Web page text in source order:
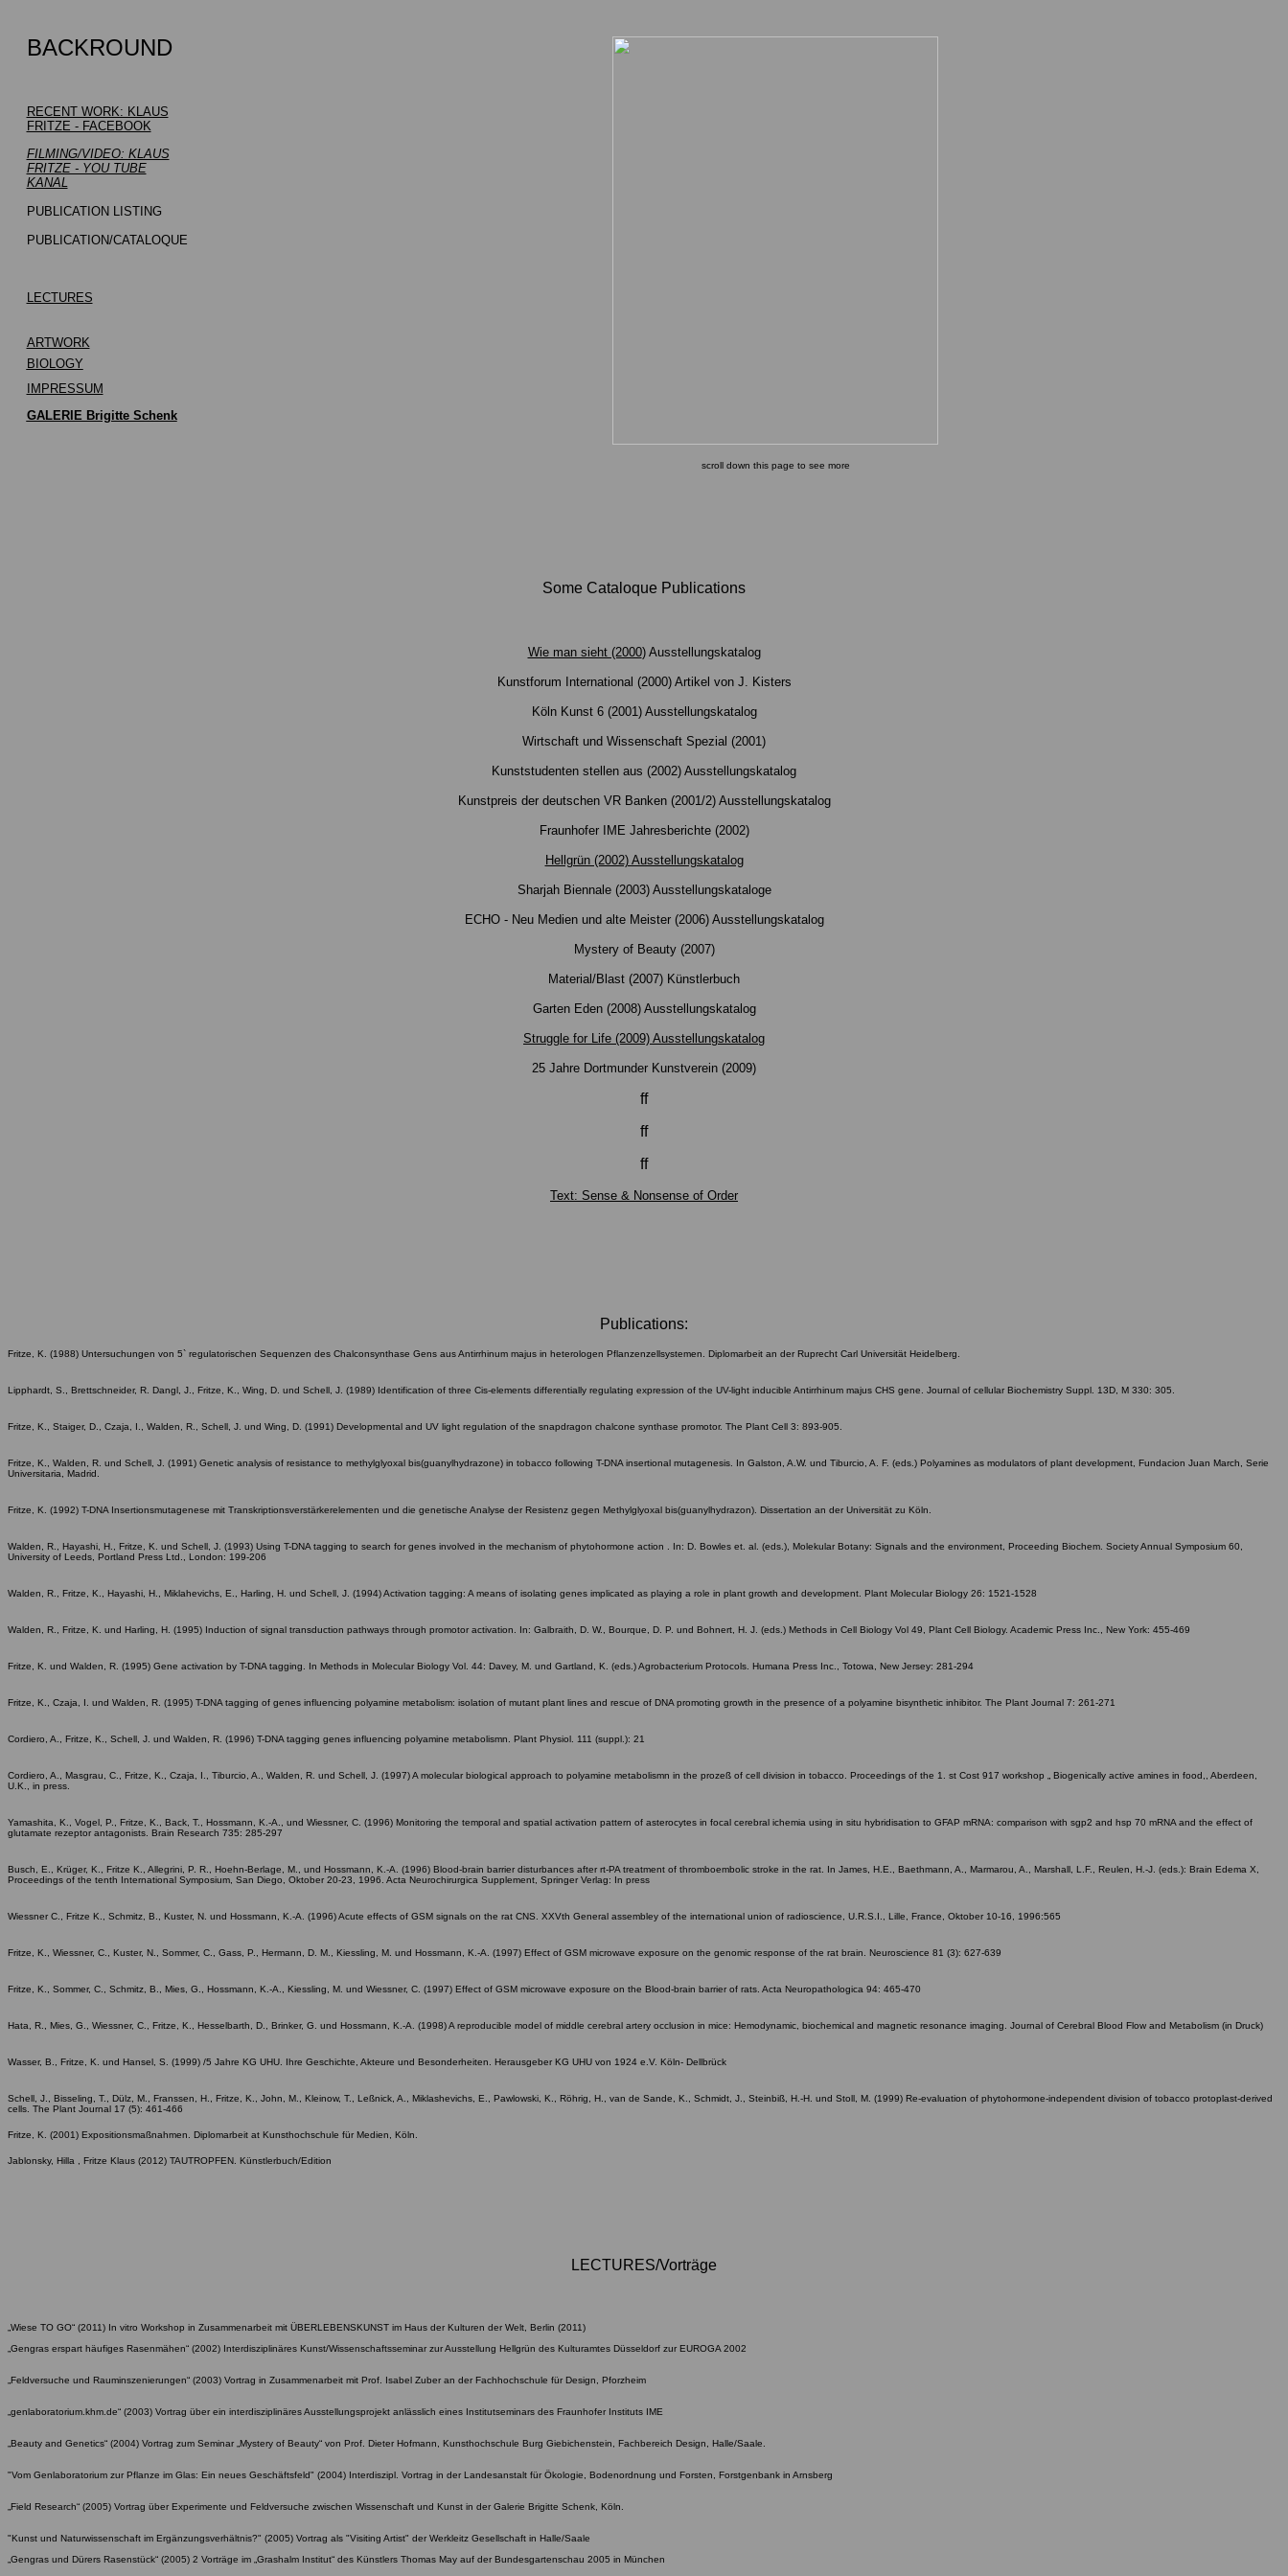
BACKROUND
RECENT WORK: KLAUS
FRITZE - FACEBOOK
FILMING/VIDEO: KLAUS
FRITZE - YOU TUBE
KANAL
PUBLICATION LISTING
PUBLICATION/CATALOQUE
LECTURES
ARTWORK
BIOLOGY
IMPRESSUM
GALERIE Brigitte Schenk
scroll down this page to see more
Some Cataloque Publications
Wie man sieht (2000) Ausstellungskatalog
Kunstforum International (2000) Artikel von J. Kisters
Köln Kunst 6 (2001) Ausstellungskatalog
Wirtschaft und Wissenschaft Spezial (2001)
Kunststudenten stellen aus (2002) Ausstellungskatalog
Kunstpreis der deutschen VR Banken (2001/2) Ausstellungskatalog
Fraunhofer IME Jahresberichte (2002)
Hellgrün (2002) Ausstellungskatalog
Sharjah Biennale (2003) Ausstellungskataloge
ECHO - Neu Medien und alte Meister (2006) Ausstellungskatalog
Mystery of Beauty (2007)
Material/Blast (2007) Künstlerbuch
Garten Eden (2008) Ausstellungskatalog
Struggle for Life (2009) Ausstellungskatalog
25 Jahre Dortmunder Kunstverein (2009)
ff
ff
ff
Text: Sense & Nonsense of Order
Publications:
Fritze, K. (1988) Untersuchungen von 5` regulatorischen Sequenzen des Chalconsynthase Gens aus Antirrhinum majus in heterologen Pflanzenzellsystemen. Diplomarbeit an der Ruprecht Carl Universität Heidelberg.
Lipphardt, S., Brettschneider, R. Dangl, J., Fritze, K., Wing, D. und Schell, J. (1989) Identification of three Cis-elements differentially regulating expression of the UV-light inducible Antirrhinum majus CHS gene. Journal of cellular Biochemistry Suppl. 13D, M 330: 305.
Fritze, K., Staiger, D., Czaja, I., Walden, R., Schell, J. und Wing, D. (1991) Developmental and UV light regulation of the snapdragon chalcone synthase promotor. The Plant Cell 3: 893-905.
Fritze, K., Walden, R. und Schell, J. (1991) Genetic analysis of resistance to methylglyoxal bis(guanylhydrazone) in tobacco following T-DNA insertional mutagenesis. In Galston, A.W. und Tiburcio, A. F. (eds.) Polyamines as modulators of plant development, Fundacion Juan March, Serie
Universitaria, Madrid.
Fritze, K. (1992) T-DNA Insertionsmutagenese mit Transkriptionsverstärkerelementen und die genetische Analyse der Resistenz gegen Methylglyoxal bis(guanylhydrazon). Dissertation an der Universität zu Köln.
Walden, R., Hayashi, H., Fritze, K. und Schell, J. (1993) Using T-DNA tagging to search for genes involved in the mechanism of phytohormone action . In: D. Bowles et. al. (eds.), Molekular Botany: Signals and the environment, Proceeding Biochem. Society Annual Symposium 60,
University of Leeds, Portland Press Ltd., London: 199-206
Walden, R., Fritze, K., Hayashi, H., Miklahevichs, E., Harling, H. und Schell, J. (1994) Activation tagging: A means of isolating genes implicated as playing a role in plant growth and development. Plant Molecular Biology 26: 1521-1528
Walden, R., Fritze, K. und Harling, H. (1995) Induction of signal transduction pathways through promotor activation. In: Galbraith, D. W., Bourque, D. P. und Bohnert, H. J. (eds.) Methods in Cell Biology Vol 49, Plant Cell Biology. Academic Press Inc., New York: 455-469
Fritze, K. und Walden, R. (1995) Gene activation by T-DNA tagging. In Methods in Molecular Biology Vol. 44: Davey, M. und Gartland, K. (eds.) Agrobacterium Protocols. Humana Press Inc., Totowa, New Jersey: 281-294
Fritze, K., Czaja, I. und Walden, R. (1995) T-DNA tagging of genes influencing polyamine metabolism: isolation of mutant plant lines and rescue of DNA promoting growth in the presence of a polyamine bisynthetic inhibitor. The Plant Journal 7: 261-271
Cordiero, A., Fritze, K., Schell, J. und Walden, R. (1996) T-DNA tagging genes influencing polyamine metabolismn. Plant Physiol. 111 (suppl.): 21
Cordiero, A., Masgrau, C., Fritze, K., Czaja, I., Tiburcio, A., Walden, R. und Schell, J. (1997) A molecular biological approach to polyamine metabolismn in the prozeß of cell division in tobacco. Proceedings of the 1. st Cost 917 workshop „ Biogenically active amines in food,, Aberdeen,
U.K., in press.
Yamashita, K., Vogel, P., Fritze, K., Back, T., Hossmann, K.-A., und Wiessner, C. (1996) Monitoring the temporal and spatial activation pattern of asterocytes in focal cerebral ichemia using in situ hybridisation to GFAP mRNA: comparison with sgp2 and hsp 70 mRNA and the effect of
glutamate rezeptor antagonists. Brain Research 735: 285-297
Busch, E., Krüger, K., Fritze K., Allegrini, P. R., Hoehn-Berlage, M., und Hossmann, K.-A. (1996) Blood-brain barrier disturbances after rt-PA treatment of thromboembolic stroke in the rat. In James, H.E., Baethmann, A., Marmarou, A., Marshall, L.F., Reulen, H.-J. (eds.): Brain Edema X,
Proceedings of the tenth International Symposium, San Diego, Oktober 20-23, 1996. Acta Neurochirurgica Supplement, Springer Verlag: In press
Wiessner C., Fritze K., Schmitz, B., Kuster, N. und Hossmann, K.-A. (1996) Acute effects of GSM signals on the rat CNS. XXVth General assembley of the international union of radioscience, U.R.S.I., Lille, France, Oktober 10-16, 1996:565
Fritze, K., Wiessner, C., Kuster, N., Sommer, C., Gass, P., Hermann, D. M., Kiessling, M. und Hossmann, K.-A. (1997) Effect of GSM microwave exposure on the genomic response of the rat brain. Neuroscience 81 (3): 627-639
Fritze, K., Sommer, C., Schmitz, B., Mies, G., Hossmann, K.-A., Kiessling, M. und Wiessner, C. (1997) Effect of GSM microwave exposure on the Blood-brain barrier of rats. Acta Neuropathologica 94: 465-470
Hata, R., Mies, G., Wiessner, C., Fritze, K., Hesselbarth, D., Brinker, G. und Hossmann, K.-A. (1998) A reproducible model of middle cerebral artery occlusion in mice: Hemodynamic, biochemical and magnetic resonance imaging. Journal of Cerebral Blood Flow and Metabolism (in Druck)
Wasser, B., Fritze, K. und Hansel, S. (1999) /5 Jahre KG UHU. Ihre Geschichte, Akteure und Besonderheiten. Herausgeber KG UHU von 1924 e.V. Köln- Dellbrück
Schell, J., Bisseling, T., Dülz, M., Franssen, H., Fritze, K., John, M., Kleinow, T., Leßnick, A., Miklashevichs, E., Pawlowski, K., Röhrig, H., van de Sande, K., Schmidt, J., Steinbiß, H.-H. und Stoll, M. (1999) Re-evaluation of phytohormone-independent division of tobacco protoplast-derived
cells. The Plant Journal 17 (5): 461-466
Fritze, K. (2001) Expositionsmaßnahmen. Diplomarbeit at Kunsthochschule für Medien, Köln.
Jablonsky, Hilla , Fritze Klaus (2012) TAUTROPFEN. Künstlerbuch/Edition
LECTURES/Vorträge
„Wiese TO GO“ (2011) In vitro Workshop in Zusammenarbeit mit ÜBERLEBENSKUNST im Haus der Kulturen der Welt, Berlin (2011)
„Gengras erspart häufiges Rasenmähen“ (2002) Interdisziplinäres Kunst/Wissenschaftsseminar zur Ausstellung Hellgrün des Kulturamtes Düsseldorf zur EUROGA 2002
„Feldversuche und Rauminszenierungen“ (2003) Vortrag in Zusammenarbeit mit Prof. Isabel Zuber an der Fachhochschule für Design, Pforzheim
„genlaboratorium.khm.de“ (2003) Vortrag über ein interdisziplinäres Ausstellungsprojekt anlässlich eines Institutseminars des Fraunhofer Instituts IME
„Beauty and Genetics“ (2004) Vortrag zum Seminar „Mystery of Beauty“ von Prof. Dieter Hofmann, Kunsthochschule Burg Giebichenstein, Fachbereich Design, Halle/Saale.
"Vom Genlaboratorium zur Pflanze im Glas: Ein neues Geschäftsfeld" (2004) Interdiszipl. Vortrag in der Landesanstalt für Ökologie, Bodenordnung und Forsten, Forstgenbank in Arnsberg
„Field Research“ (2005) Vortrag über Experimente und Feldversuche zwischen Wissenschaft und Kunst in der Galerie Brigitte Schenk, Köln.
"Kunst und Naturwissenschaft im Ergänzungsverhältnis?" (2005) Vortrag als "Visiting Artist" der Werkleitz Gesellschaft in Halle/Saale
„Gengras und Dürers Rasenstück“ (2005) 2 Vorträge im „Grashalm Institut“ des Künstlers Thomas May auf der Bundesgartenschau 2005 in München